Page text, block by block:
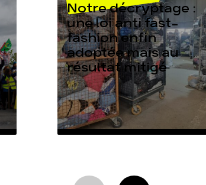
Notre décryptage :
une loi anti fast-
fashion enfin
adoptée mais au
résultat mitigé